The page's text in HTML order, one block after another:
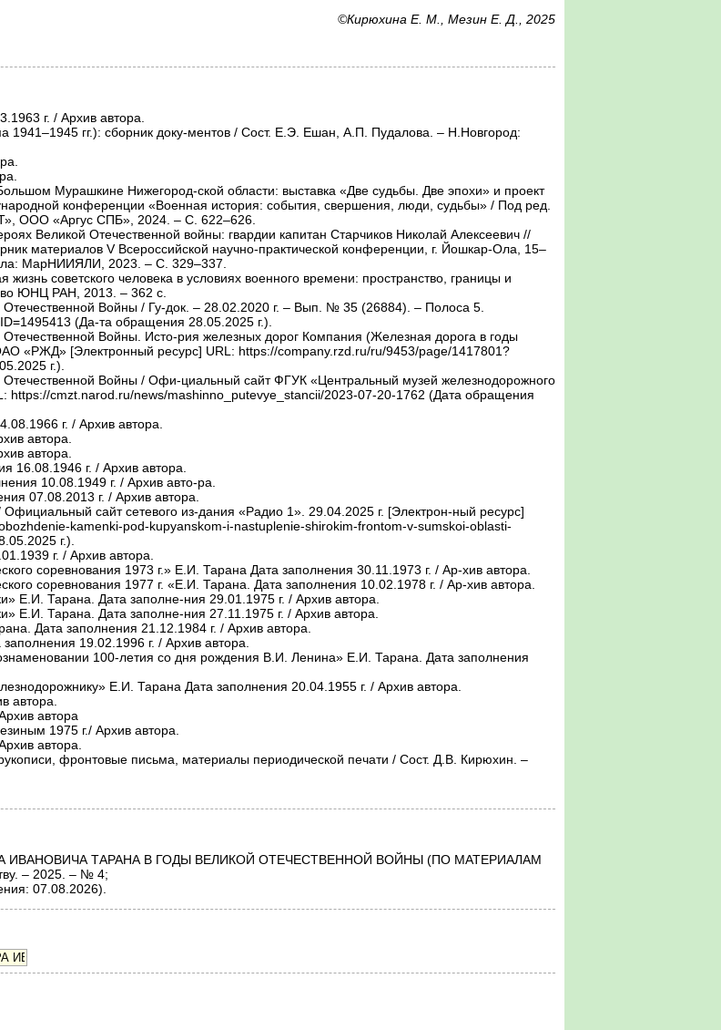
©Кирюхина Е. М., Мезин Е. Д., 2025
конференции «Военная история: события, свершения, люди, судьбы» / Под ред.
ООО «Аргус СПБ», 2024. – С. 622–626.
материалов V Всероссийской научно-практической конференции, г. Йошкар-Ола, 15–
МарНИИЯЛИ, 2023. – С. 329–337.
ЮНЦ РАН, 2013. – 362 с.
(Да-та обращения 28.05.2025 г.).
«РЖД» [Электронный ресурс] URL: https://company.rzd.ru/ru/9453/page/1417801?
г.).
https://cmzt.narod.ru/news/mashinno_putevye_stancii/2023-07-20-1762 (Дата обращения
kamenki-pod-kupyanskom-i-nastuplenie-shirokim-frontom-v-sumskoi-oblasti-
г.).
ИВАНОВИЧА ТАРАНА В ГОДЫ ВЕЛИКОЙ ОТЕЧЕСТВЕННОЙ ВОЙНЫ (ПО МАТЕРИАЛАМ
– 2025. – № 4;
07.08.2026).